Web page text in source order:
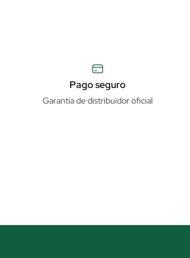
Pago seguro
Garantía de distribuidor oficial